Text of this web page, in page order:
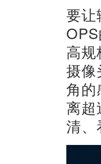
要让
高
摄像
角的
离超
清、